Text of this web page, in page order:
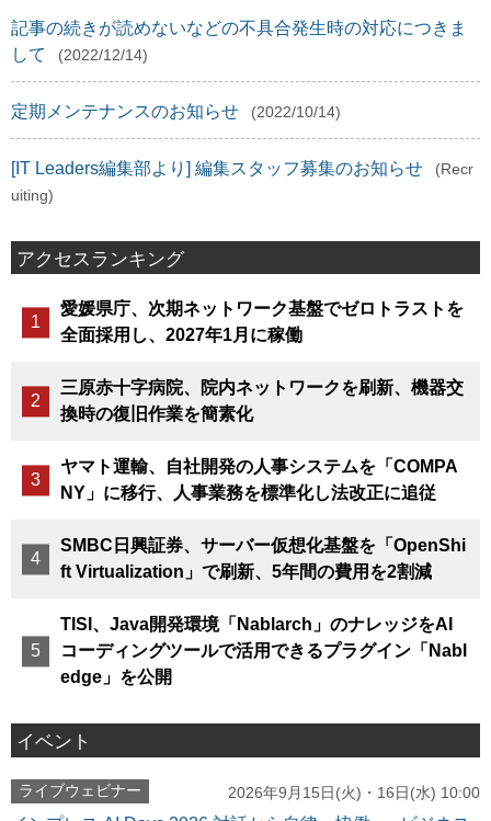
記事の続きが読めないなどの不具合発生時の対応につきま
して
(2022/12/14)
定期メンテナンスのお知らせ (2022/10/14)
[IT Leaders編集部より] 編集スタッフ募集のお知らせ
(Recr
uiting)
アクセスランキング
愛媛県庁、次期ネットワーク基盤でゼロトラストを
全面採用し、2027年1月に稼働
三原赤十字病院、院内ネットワークを刷新、機器交
換時の復旧作業を簡素化
ヤマト運輸、自社開発の人事システムを「COMPA
NY」に移行、人事業務を標準化し法改正に追従
SMBC日興証券、サーバー仮想化基盤を「OpenShi
ft Virtualization」で刷新、5年間の費用を2割減
TISI、Java開発環境「Nablarch」のナレッジをAI
コーディングツールで活用できるプラグイン「Nabl
edge」を公開
イベント
ライブウェビナー 2026年9月15日(火)・16日(水) 10:00